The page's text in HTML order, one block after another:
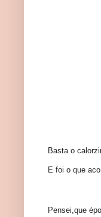
Basta o
E foi o que
Pensei,que